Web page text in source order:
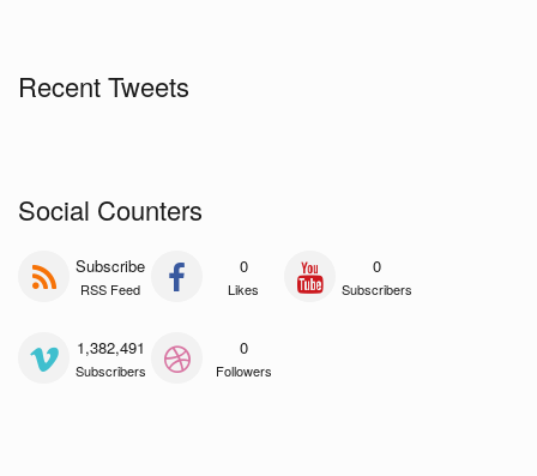
Recent Tweets
Social Counters
Subscribe
RSS Feed
0
Likes
0
Subscribers
1,382,491
Subscribers
0
Followers